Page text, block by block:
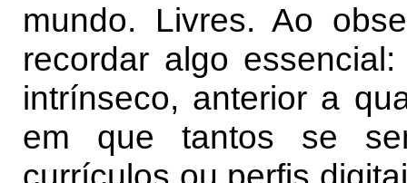
mundo. Livres. Ao
recordar algo
intrínseco, anterior a
em que tantos se